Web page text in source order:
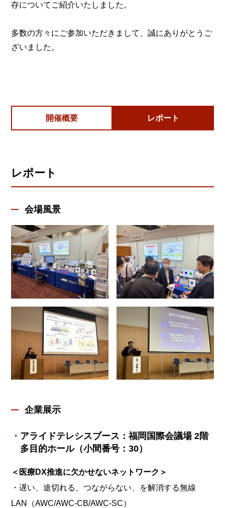
存についてご紹介いたしました。
多数の方々にご参加いただきまして、誠にありがとうご
ざいました。
開催概要 レポート
レポート
会場風景
企業展示
アライドテレシスブース：福岡国際会議場 2階
多目的ホール（小間番号：30）
＜医療DX推進に欠かせないネットワーク＞
・遅い、途切れる、つながらない、を解消する無線
LAN（AWC/AWC-CB/AWC-SC）